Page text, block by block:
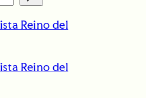
Reino del
Reino del